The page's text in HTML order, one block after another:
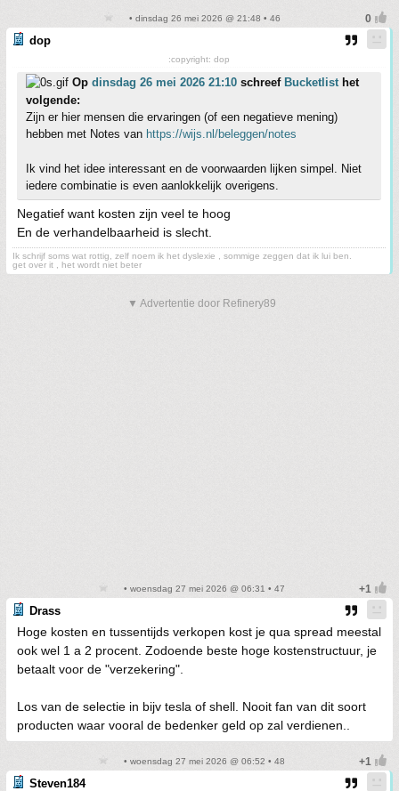
• dinsdag 26 mei 2026 @ 21:48 • 46
dop
:copyright: dop
Op dinsdag 26 mei 2026 21:10 schreef Bucketlisthet
volgende:
Zijn er hier mensen die ervaringen (of een negatieve mening)
hebben met Notes van https://wijs.nl/beleggen/notes
Ik vind het idee interessant en de voorwaarden lijken simpel. Niet
iedere combinatie is even aanlokkelijk overigens.
Negatief want kosten zijn veel te hoog
En de verhandelbaarheid is slecht.
Ik schrijf soms wat rottig, zelf noem ik het dyslexie , sommige zeggen dat ik lui ben.
get over it , het wordt niet beter
▼ Advertentie door Refinery89
• woensdag 27 mei 2026 @ 06:31 • 47
Drass
Hoge kosten en tussentijds verkopen kost je qua spread meestal
ook wel 1 a 2 procent. Zodoende beste hoge kostenstructuur, je
betaalt voor de "verzekering".
Los van de selectie in bijv tesla of shell. Nooit fan van dit soort
producten waar vooral de bedenker geld op zal verdienen..
• woensdag 27 mei 2026 @ 06:52 • 48
Steven184